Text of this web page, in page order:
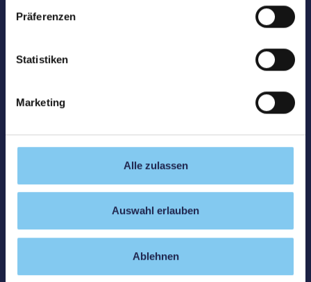
Präferenzen
Statistiken
Marketing
Alle zulassen
Auswahl erlauben
Ablehnen